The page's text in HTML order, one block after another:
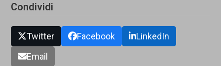
Condividi
Twitter Facebook
LinkedIn
Email